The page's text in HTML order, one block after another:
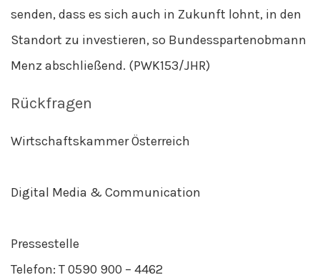
senden, dass es sich auch in Zukunft lohnt, in den
Standort zu investieren, so Bundesspartenobmann
Menz abschließend. (PWK153/JHR)
Rückfragen
Wirtschaftskammer Österreich
Digital Media & Communication
Pressestelle
Telefon: T 0590 900 – 4462